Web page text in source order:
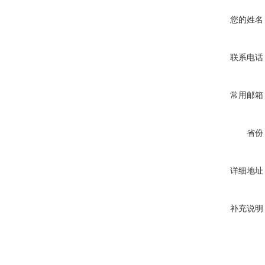
您的姓名
联系电话
常用邮箱
省份
详细地址
补充说明